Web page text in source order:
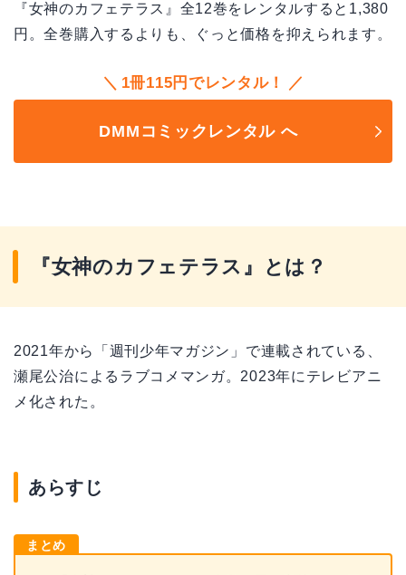
『女神のカフェテラス』全12巻をレンタルすると1,380
円。全巻購入するよりも、ぐっと価格を抑えられます。
1冊115円でレンタル！
DMMコミックレンタル へ
『女神のカフェテラス』とは？
2021年から「週刊少年マガジン」で連載されている、
瀬尾公治によるラブコメマンガ。2023年にテレビアニ
メ化された。
あらすじ
まとめ